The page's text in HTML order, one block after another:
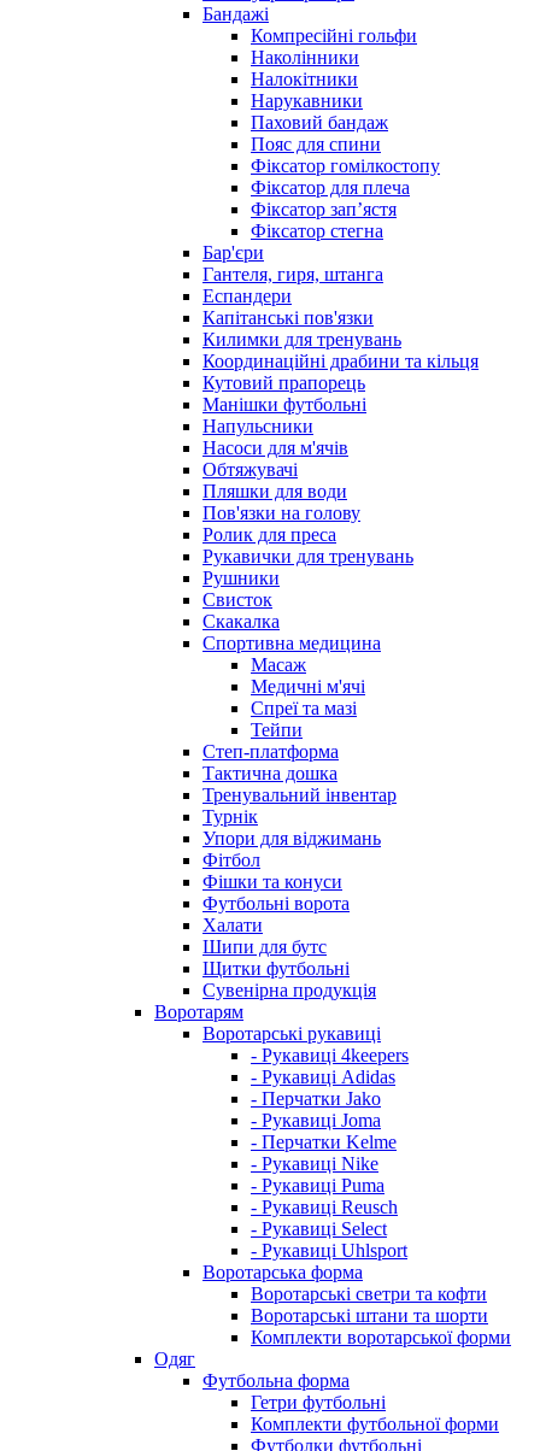
Бандажі
Компресійні гольфи
Наколінники
Налокітники
Нарукавники
Паховий бандаж
Пояс для спини
Фіксатор гомілкостопу
Фіксатор для плеча
Фіксатор запʼястя
Фіксатор стегна
Бар'єри
Гантеля, гиря, штанга
Еспандери
Капітанські пов'язки
Килимки для тренувань
Координаційні драбини та кільця
Кутовий прапорець
Манішки футбольні
Напульсники
Насоси для м'ячів
Обтяжувачі
Пляшки для води
Пов'язки на голову
Ролик для преса
Рукавички для тренувань
Рушники
Свисток
Скакалка
Спортивна медицина
Масаж
Медичні м'ячі
Спреї та мазі
Тейпи
Степ-платформа
Тактична дошка
Тренувальний інвентар
Турнік
Упори для віджимань
Фітбол
Фішки та конуси
Футбольні ворота
Халати
Шипи для бутс
Щитки футбольні
Сувенірна продукція
Воротарям
Воротарські рукавиці
- Рукавиці 4keepers
- Рукавиці Adidas
- Перчатки Jako
- Рукавиці Joma
- Перчатки Kelme
- Рукавиці Nike
- Рукавиці Puma
- Рукавиці Reusch
- Рукавиці Select
- Рукавиці Uhlsport
Воротарська форма
Воротарські светри та кофти
Воротарські штани та шорти
Комплекти воротарської форми
Одяг
Футбольна форма
Гетри футбольні
Комплекти футбольної форми
Футболки футбольні